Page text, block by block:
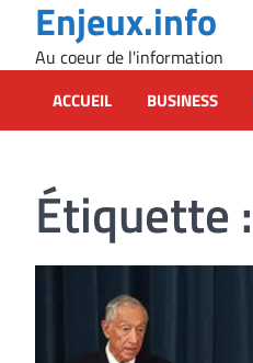
content
Enjeux.info
Au coeur de l'information
ACCUEIL BUSINESS
Étiquette :